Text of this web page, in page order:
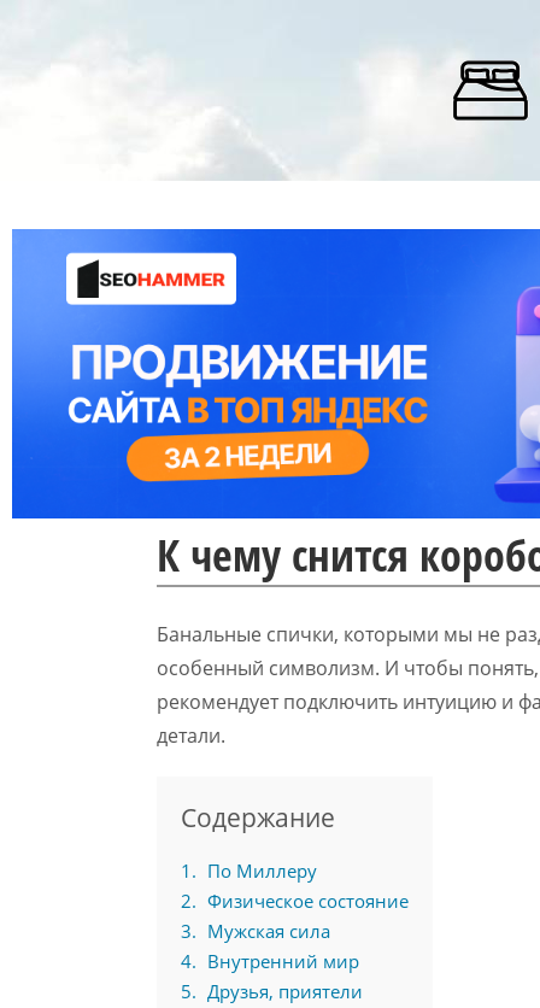
К чему снится
Банальные спички, которыми мы не
особенный символизм. И чтобы
рекомендует подключить интуицию и
детали.
Содержание
1
По Миллеру
2
Физическое состояние
3
Мужская сила
4
Внутренний мир
5
Друзья, приятели